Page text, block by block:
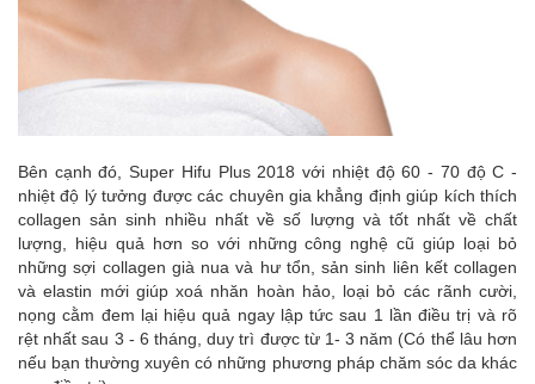
Bên cạnh đó, Super Hifu Plus 2018 với nhiệt độ 60 - 70 độ C -
nhiệt độ lý tưởng được các chuyên gia khẳng định giúp kích thích
collagen sản sinh nhiều nhất về số lượng và tốt nhất về chất
lượng, hiệu quả hơn so với những công nghệ cũ giúp loại bỏ
những sợi collagen già nua và hư tổn, sản sinh liên kết collagen
và elastin mới giúp xoá nhăn hoàn hảo, loại bỏ các rãnh cười,
nọng cằm đem lại hiệu quả ngay lập tức sau 1 lần điều trị và rõ
rệt nhất sau 3 - 6 tháng, duy trì được từ 1- 3 năm (Có thể lâu hơn
nếu bạn thường xuyên có những phương pháp chăm sóc da khác